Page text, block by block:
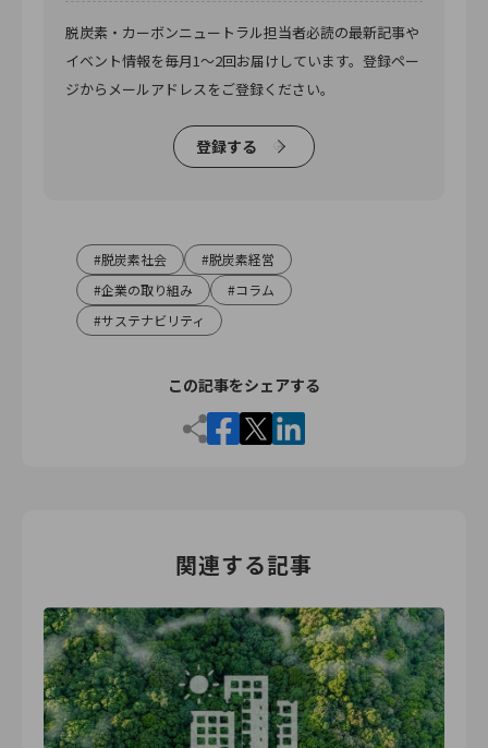
脱炭素・カーボンニュートラル担当者必読の最新記事や
イベント情報を毎月1〜2回お届けしています。登録ペー
ジからメールアドレスをご登録ください。
登録する
脱炭素社会
脱炭素経営
企業の取り組み
コラム
サステナビリティ
この記事をシェアする
関連する記事